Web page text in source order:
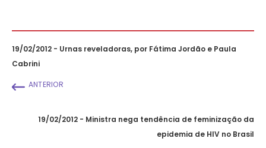
19/02/2012 - Urnas reveladoras, por Fátima Jordão e Paula
Cabrini
ANTERIOR
19/02/2012 - Ministra nega tendência de feminização da
epidemia de HIV no Brasil